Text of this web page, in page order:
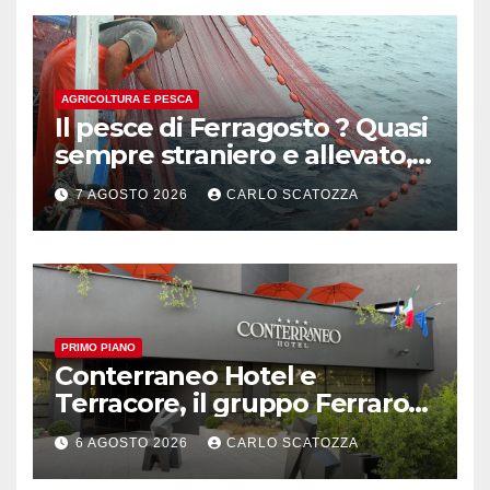
AGRICOLTURA E PESCA
Il pesce di Ferragosto ? Quasi
sempre straniero e allevato,
in sofferenza
7 AGOSTO 2026 CARLO SCATOZZA
PRIMO PIANO
Conterraneo Hotel e
Terracore, il gruppo Ferraro
amplia l’ ospitalità e il gusto
alle porte di Caserta
6 AGOSTO 2026 CARLO SCATOZZA